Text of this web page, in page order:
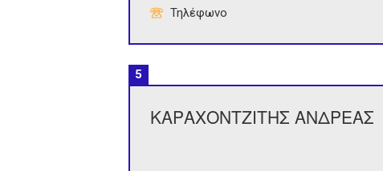
Τηλέφωνο
5
ΚΑΡΑΧΟΝΤΖΙΤΗΣ ΑΝΔΡΕΑΣ